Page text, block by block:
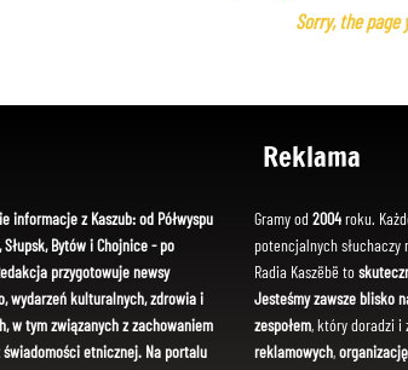
Sorry, the
informacje z Kaszub: od Półwyspu
Bytów i Chojnice - po
przygotowuje newsy
wydarzeń kulturalnych, zdrowia i
w tym związanych z zachowaniem
etnicznej. Na portalu
Reklama
Gramy od 2004roku.
potencjalnych słuchaczy
Radia Kaszëbë to
Jesteśmy zawsze blisko
zespołem, który doradzi i
reklamowych,